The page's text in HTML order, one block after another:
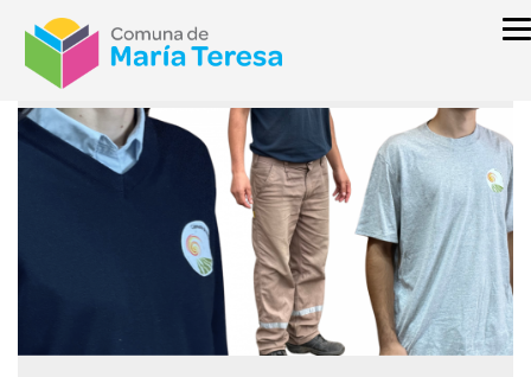
inicio LICITACIONES